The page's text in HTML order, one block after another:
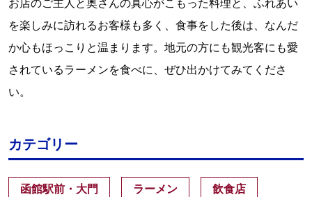
を楽しみに訪れるお客様も多く、食事をした後は、なんだ
か心もほっこりと温まります。地元の方にも観光客にも愛
されているラーメンを食べに、ぜひ出かけてみてくださ
い。
カテゴリー
函館駅前・大門 ラーメン 飲食店